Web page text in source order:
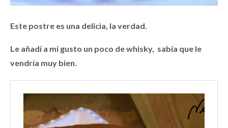
Este postre es una delicia, la verdad.
Le añadí a mi gusto un poco de whisky, sabía que le
vendría muy bien.